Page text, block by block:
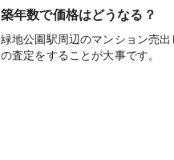
築年数で価格はどうなる？
緑地公園駅周辺のマンション売
の査定をすることが大事です。